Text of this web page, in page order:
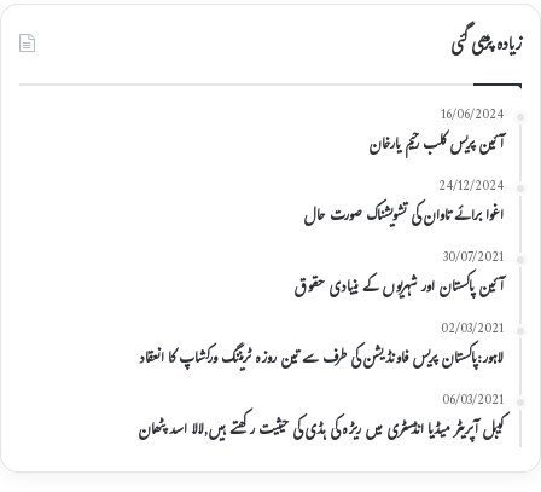
زیادہ پڑھی گئی
16/06/2024
آئین پریس کلب رحیم یارخان
24/12/2024
اغوا برائے تاوان کی تشویشناک صورت حال
30/07/2021
آئین پاکستان اور شہریوں کے بنیادی حقوق
02/03/2021
لاہور:پاکستان پریس فاونڈیشن کی طرف سے تین روزہ ٹریننگ ورکشاپ کا انعقاد
06/03/2021
کیبل آپریٹر میڈیا انڈسٹری میں ریڑہ کی ہڈی کی حیثیت رکھتے ہیں,لالا اسد پٹھان